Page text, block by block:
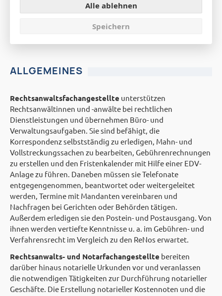
Rechtsanwalts- und
Notarfachangestellte
ALLGEMEINES
Rechtsanwaltsfachangestellte unterstützen
Rechtsanwältinnen und -anwälte bei rechtlichen
Dienstleistungen und übernehmen Büro- und
Verwaltungsaufgaben. Sie sind befähigt, die
Korrespondenz selbstständig zu erledigen, Mahn- und
Vollstreckungssachen zu bearbeiten, Gebührenrechnungen
zu erstellen und den Fristenkalender mit Hilfe einer EDV-
Anlage zu führen. Daneben müssen sie Telefonate
entgegengenommen, beantwortet oder weitergeleitet
werden, Termine mit Mandanten vereinbaren und
Nachfragen bei Gerichten oder Behörden tätigen.
Außerdem erledigen sie den Postein- und Postausgang. Von
ihnen werden vertiefte Kenntnisse u. a. im Gebühren- und
Verfahrensrecht im Vergleich zu den ReNos erwartet.
Rechtsanwalts- und Notarfachangestellte bereiten
darüber hinaus notarielle Urkunden vor und veranlassen
die notwendigen Tätigkeiten zur Durchführung notarieller
Geschäfte. Die Erstellung notarieller Kostennoten und die
Alle ablehnen
Speichern